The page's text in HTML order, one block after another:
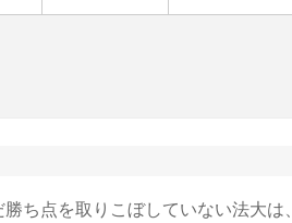
ち点を取りこぼしていない法大は